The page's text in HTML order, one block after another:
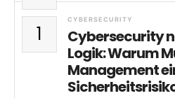
1
CYBERSECURITY
Cybersecurity
Logik: Warum
Management